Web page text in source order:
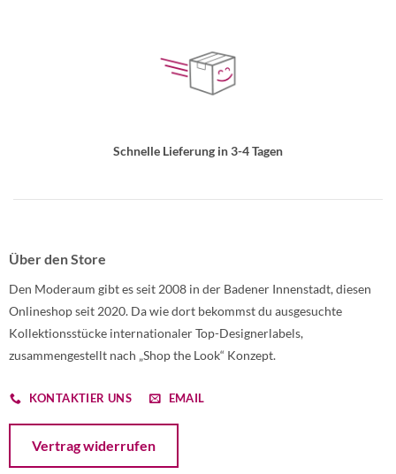
Schnelle Lieferung in 3-4 Tagen
Über den Store
Den Moderaum gibt es seit 2008 in der Badener Innenstadt, diesen
Onlineshop seit 2020. Da wie dort bekommst du ausgesuchte
Kollektionsstücke internationaler Top-Designerlabels,
zusammengestellt nach „Shop the Look“ Konzept.
KONTAKTIER UNS EMAIL
Vertrag widerrufen